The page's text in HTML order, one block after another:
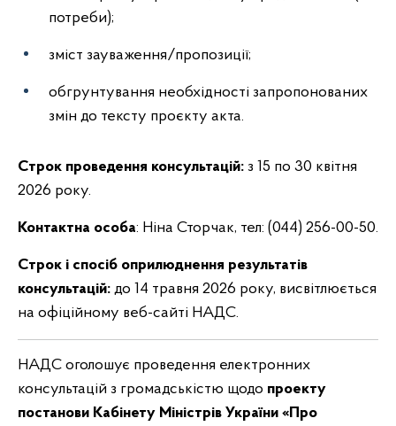
потреби);
зміст зауваження/пропозиції;
обгрунтування необхідності запропонованих
змін до тексту проєкту акта.
Строк проведення консультацій: з 15 по 30 квітня
2026 року.
Контактна особа: Ніна Сторчак, тел: (044) 256-00-50.
Строк і спосіб оприлюднення результатів
консультацій: до 14 травня 2026 року, висвітлюється
на офіційному веб-сайті НАДС.
НАДС оголошує проведення електронних
консультацій з громадськістю щодо проекту
постанови Кабінету Міністрів України «Про